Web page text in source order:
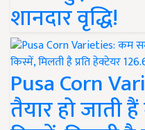
शानदार वृद्धि!
Pusa Corn
तैयार हो जाती